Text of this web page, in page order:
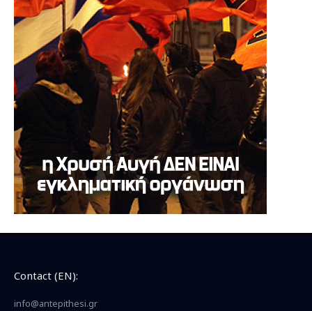
Contact (EN):
info@antepithesi.gr